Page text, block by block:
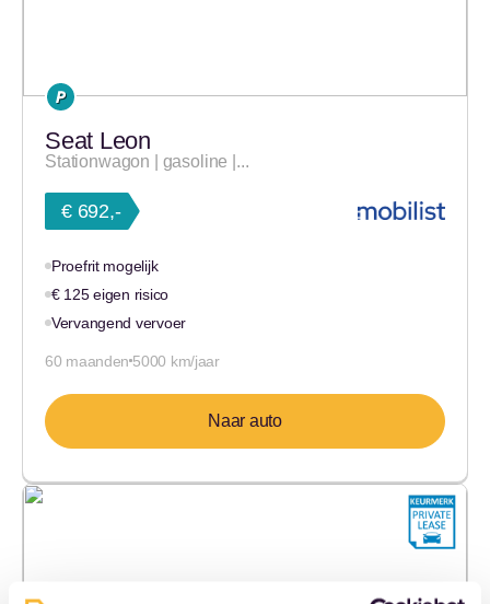
Seat Leon
Stationwagon | gasoline |...
€ 692,-
Proefrit mogelijk
€ 125 eigen risico
Vervangend vervoer
60 maanden 5000 km/jaar
Naar auto